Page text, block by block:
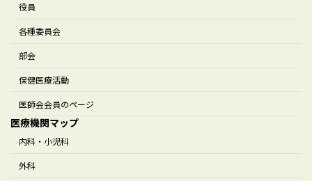
役員
各種委員会
部会
保健医療活動
医師会会員のページ
医療機関マップ
内科・小児科
外科